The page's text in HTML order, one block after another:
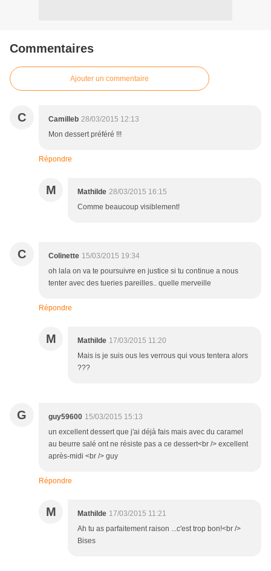
Commentaires
Ajouter un commentaire
C Camilleb 28/03/2015 12:13
Mon dessert préféré !!!
Répondre
M Mathilde 28/03/2015 16:15
Comme beaucoup visiblement!
C Colinette 15/03/2015 19:34
oh lala on va te poursuivre en justice si tu continue a nous
tenter avec des tueries pareilles.. quelle merveille
Répondre
M Mathilde 17/03/2015 11:20
Mais is je suis ous les verrous qui vous tentera alors
???
G guy59600 15/03/2015 15:13
un excellent dessert que j'ai déjà fais mais avec du caramel
au beurre salé ont ne résiste pas a ce dessert<br /> excellent
après-midi <br /> guy
Répondre
M Mathilde 17/03/2015 11:21
Ah tu as parfaitement raison ...c'est trop bon!<br />
Bises